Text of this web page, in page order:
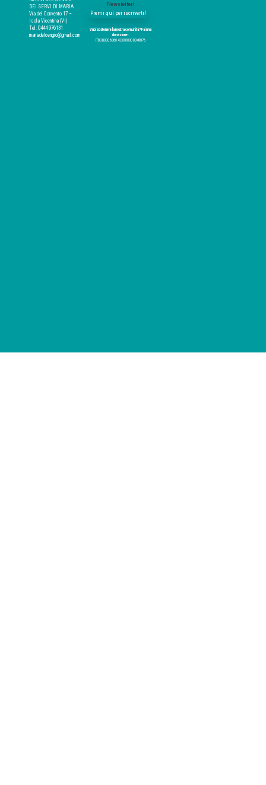
DEI SERVI DI MARIA
Via del Convento 17 –
Isola Vicentina (VI)
Tel. 0444 976131
mariadelcengio@gmail.com
Newsletter!
Premi qui per iscriverti!
Vuoi sostenere la nostra comunità? Fai una
donazione:
IT83 H030 6960 4330 0000 0048876